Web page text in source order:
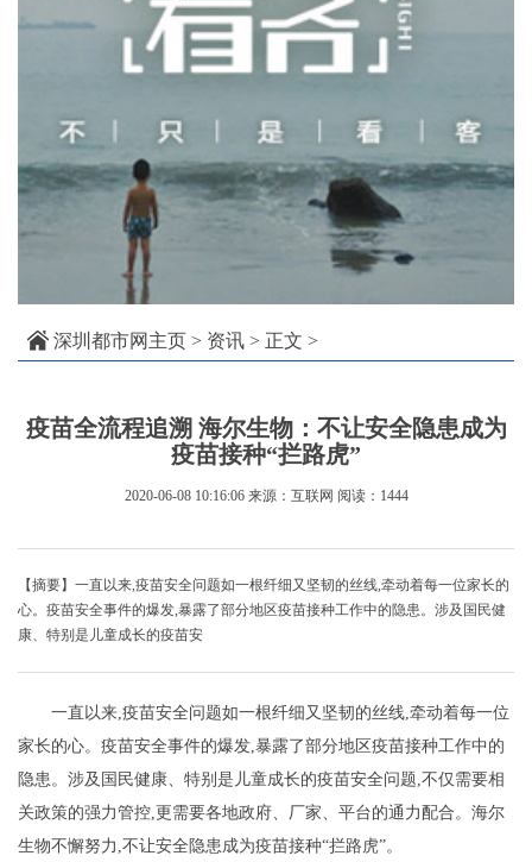
深圳都市网主页 > 资讯 > 正文 >
疫苗全流程追溯 海尔生物：不让安全隐患成为
疫苗接种“拦路虎”
2020-06-08 10:16:06 来源：互联网 阅读：1444
【摘要】一直以来,疫苗安全问题如一根纤细又坚韧的丝线,牵动着每一位家长的
心。疫苗安全事件的爆发,暴露了部分地区疫苗接种工作中的隐患。涉及国民健
康、特别是儿童成长的疫苗安
一直以来,疫苗安全问题如一根纤细又坚韧的丝线,牵动着每一位
家长的心。疫苗安全事件的爆发,暴露了部分地区疫苗接种工作中的
隐患。涉及国民健康、特别是儿童成长的疫苗安全问题,不仅需要相
关政策的强力管控,更需要各地政府、厂家、平台的通力配合。海尔
生物不懈努力,不让安全隐患成为疫苗接种“拦路虎”。